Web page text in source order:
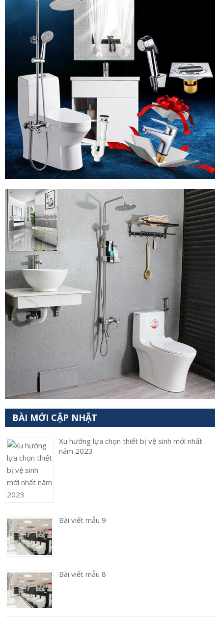
BÀI MỚI CẬP NHẬT
Xu hướng lựa chọn thiết bị vệ sinh mới nhất
năm 2023
Bài viết mẫu 9
Bài viết mẫu 8